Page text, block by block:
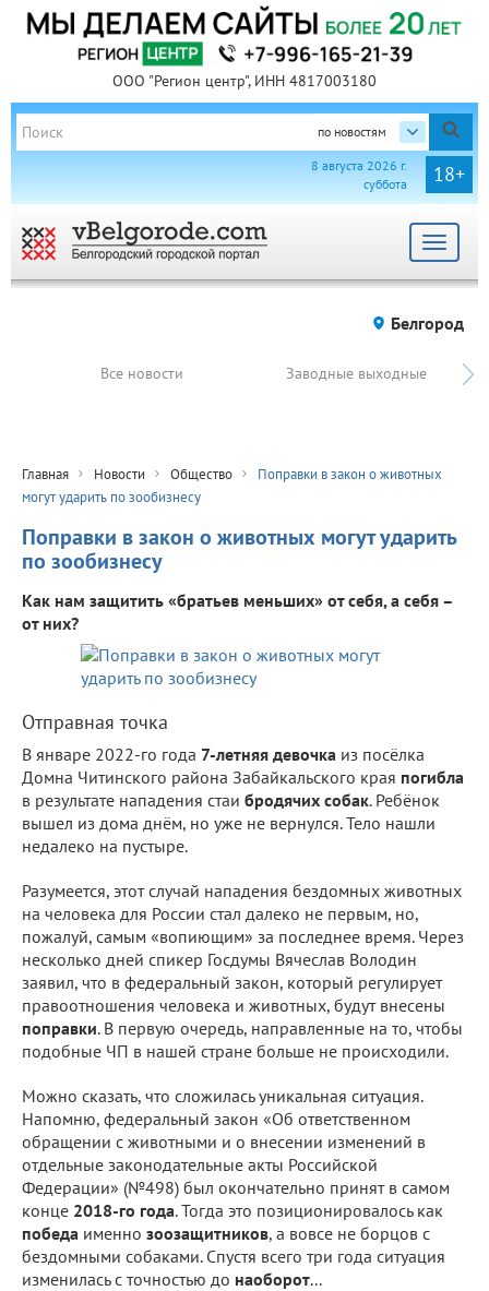
ООО "Регион центр", ИНН 4817003180
по новостям
18+
8 августа 2026 г.
суббота
Toggle
Белгород
Все новости Заводные выходные
Главная Новости Общество
Поправки в закон о животных
могут ударить по зообизнесу
Поправки в закон о животных могут ударить
по зообизнесу
Как нам защитить «братьев меньших» от себя, а себя –
от них?
Отправная точка
В январе 2022-го года 7-летняя девочка из посёлка
Домна Читинского района Забайкальского края погибла
в результате нападения стаи бродячих собак. Ребёнок
вышел из дома днём, но уже не вернулся. Тело нашли
недалеко на пустыре.
Разумеется, этот случай нападения бездомных животных
на человека для России стал далеко не первым, но,
пожалуй, самым «вопиющим» за последнее время. Через
несколько дней спикер Госдумы Вячеслав Володин
заявил, что в федеральный закон, который регулирует
правоотношения человека и животных, будут внесены
поправки. В первую очередь, направленные на то, чтобы
подобные ЧП в нашей стране больше не происходили.
Можно сказать, что сложилась уникальная ситуация.
Напомню, федеральный закон «Об ответственном
обращении с животными и о внесении изменений в
отдельные законодательные акты Российской
Федерации» (№498) был окончательно принят в самом
конце 2018-го года. Тогда это позиционировалось как
победа именно зоозащитников, а вовсе не борцов с
бездомными собаками. Спустя всего три года ситуация
изменилась с точностью до наоборот...